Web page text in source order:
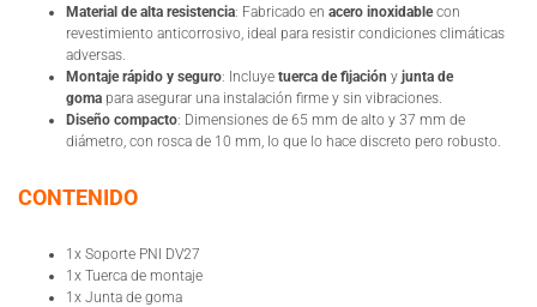
Material de alta resistencia: Fabricado en acero inoxidablecon
revestimiento anticorrosivo, ideal para resistir condiciones climáticas
adversas.
Montaje rápido y seguro: Incluye tuerca de fijación y junta de
goma para asegurar una instalación firme y sin vibraciones.
Diseño compacto: Dimensiones de 65 mm de alto y 37 mm de
diámetro, con rosca de 10 mm, lo que lo hace discreto pero robusto.
CONTENIDO
1x Soporte PNI DV27
1x Tuerca de montaje
1x Junta de goma